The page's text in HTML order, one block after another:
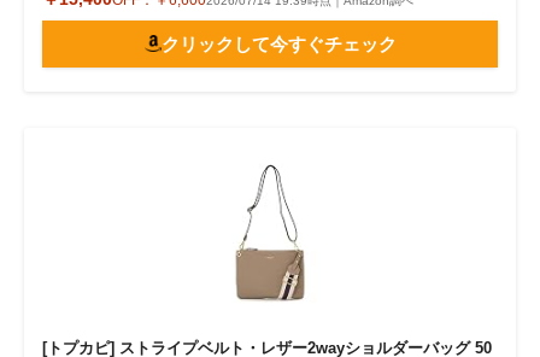
クリックして今すぐチェック
[トプカピ] ストライプベルト・レザー2wayショルダーバッグ 50